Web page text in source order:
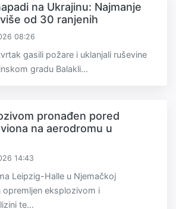
na Ukrajinu: Najmanje
od 30 ranjenih
08:26
gasili požare i uklanjali ruševine
gradu Balakli...
pronađen pored
na aerodromu u
14:43
Leipzig-Halle u Njemačkoj
opremljen eksplozivom i
te...